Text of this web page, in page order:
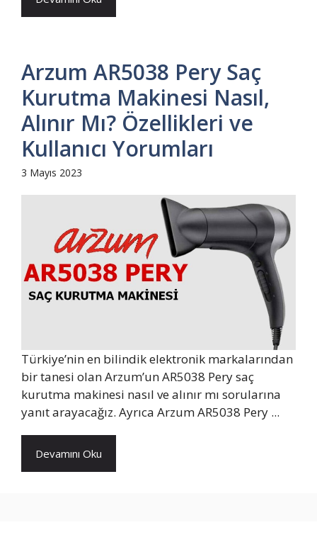
Arzum AR5038 Pery Saç
Kurutma Makinesi Nasıl,
Alınır Mı? Özellikleri ve
Kullanıcı Yorumları
3 Mayıs 2023
Türkiye’nin en bilindik elektronik markalarından
bir tanesi olan Arzum’un AR5038 Pery saç
kurutma makinesi nasıl ve alınır mı sorularına
yanıt arayacağız. Ayrıca Arzum AR5038 Pery ...
Devamını Oku